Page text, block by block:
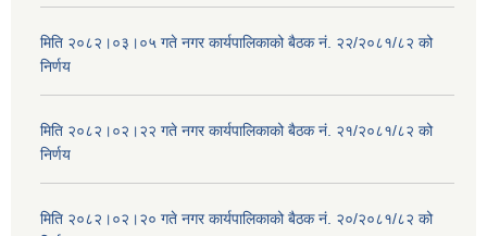
मिति २०८२।०३।०५ गते नगर कार्यपालिकाको बैठक नं. २२/२०८१/८२ को
निर्णय
मिति २०८२।०२।२२ गते नगर कार्यपालिकाको बैठक नं. २१/२०८१/८२ को
निर्णय
मिति २०८२।०२।२० गते नगर कार्यपालिकाको बैठक नं. २०/२०८१/८२ को